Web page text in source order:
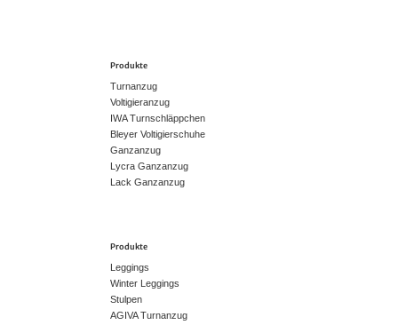
Produkte
Turnanzug
Voltigieranzug
IWA Turnschläppchen
Bleyer Voltigierschuhe
Ganzanzug
Lycra Ganzanzug
Lack Ganzanzug
Produkte
Leggings
Winter Leggings
Stulpen
AGIVA Turnanzug